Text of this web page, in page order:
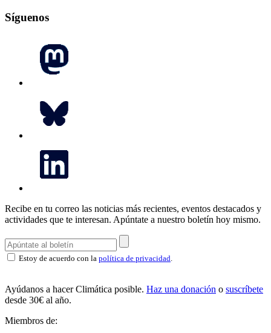
Síguenos
Recibe en tu correo las noticias más recientes, eventos destacados y
actividades que te interesan. Apúntate a nuestro boletín hoy mismo.
Estoy de acuerdo con la política de privacidad
Ayúdanos a hacer Climática posible. Haz una donación o suscríbete
desde 30€ al año.
Miembros de: